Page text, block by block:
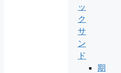
ッ
ク
サ
ン
ド
期